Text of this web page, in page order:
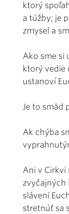
ktorý
a túžby; je
zmysel a
Ako sme si
ktorý vedie
ustanoví
Je to smäd
Ak chýba
Ani v Cirkvi
zvyčajných
slávení
stretnúť sa